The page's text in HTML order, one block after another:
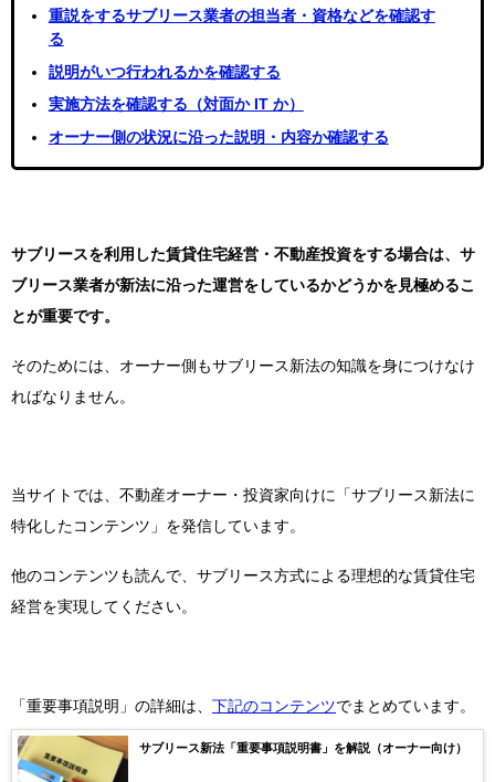
重説をするサブリース業者の担当者・資格などを確認す
る
説明がいつ行われるかを確認する
実施方法を確認する（対面か IT か）
オーナー側の状況に沿った説明・内容か確認する
サブリースを利用した賃貸住宅経営・不動産投資をする場合は、サ
ブリース業者が新法に沿った運営をしているかどうかを見極めるこ
とが重要です。
そのためには、オーナー側もサブリース新法の知識を身につけなけ
ればなりません。
当サイトでは、不動産オーナー・投資家向けに「サブリース新法に
特化したコンテンツ」を発信しています。
他のコンテンツも読んで、サブリース方式による理想的な賃貸住宅
経営を実現してください。
「重要事項説明」の詳細は、 下記のコンテンツでまとめています。
サブリース新法「重要事項説明書」を解説（オーナー向け）